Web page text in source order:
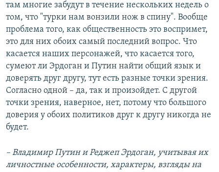
там многие забудут в течение нескольких недель о
том, что "турки нам вонзили нож в спину". Вообще
проблема того, как общественность это воспримет,
это для них обоих самый последний вопрос. Что
касается наших персонажей, что касается того,
сумеют ли Эрдоган и Путин найти общий язык и
доверять друг другу, тут есть разные точки зрения.
Согласно одной – да, так и произойдет. С другой
точки зрения, наверное, нет, потому что большого
доверия у обоих политиков друг к другу никогда не
будет.
– Владимир Путин и Реджеп Эрдоган, учитывая их
личностные особенности, характеры, взгляды на